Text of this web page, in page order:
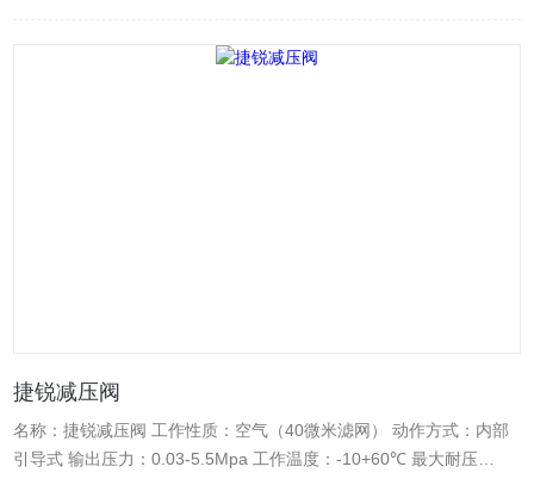
捷锐减压阀
名称：捷锐减压阀 工作性质：空气（40微米滤网） 动作方式：内部
引导式 输出压力：0.03-5.5Mpa 工作温度：-10+60℃ 最大耐压